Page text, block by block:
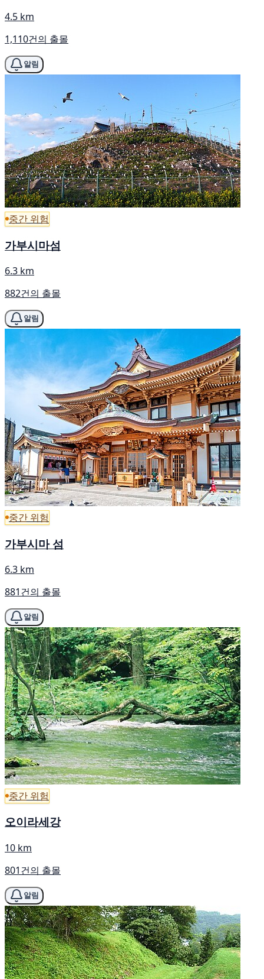
4.5 km
1,110건의 출몰
알림
중간 위험
가부시마섬
6.3 km
882건의 출몰
알림
중간 위험
가부시마 섬
6.3 km
881건의 출몰
알림
중간 위험
오이라세강
10 km
801건의 출몰
알림